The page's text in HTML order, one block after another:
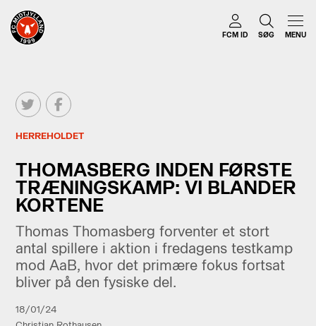
FCM ID SØG MENU
HERREHOLDET
THOMASBERG INDEN FØRSTE
TRÆNINGSKAMP: VI BLANDER
KORTENE
Thomas Thomasberg forventer et stort
antal spillere i aktion i fredagens testkamp
mod AaB, hvor det primære fokus fortsat
bliver på den fysiske del.
18/01/24